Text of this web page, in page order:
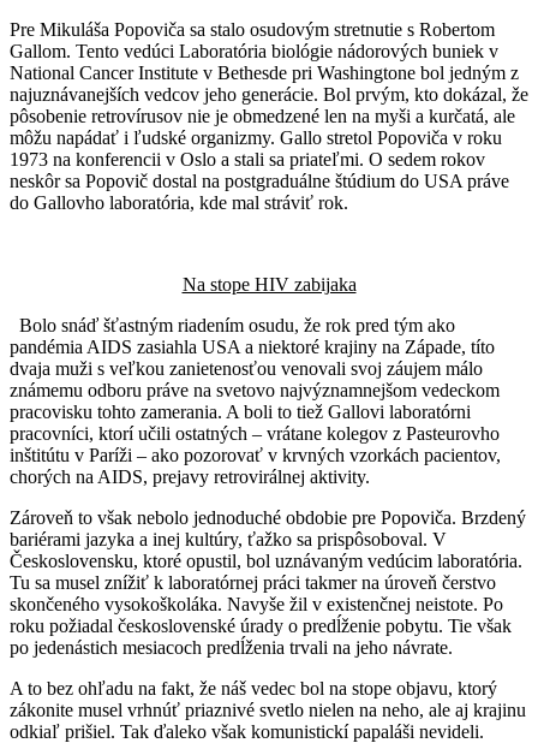
Pre Mikuláša Popoviča sa stalo osudovým stretnutie s Robertom
Gallom. Tento vedúci Laboratória biológie nádorových buniek v
National Cancer Institute v Bethesde pri Washingtone bol jedným z
najuznávanejších vedcov jeho generácie. Bol prvým, kto dokázal, že
pôsobenie retrovírusov nie je obmedzené len na myši a kurčatá, ale
môžu napádať i ľudské organizmy. Gallo stretol Popoviča v roku
1973 na konferencii v Oslo a stali sa priateľmi. O sedem rokov
neskôr sa Popovič dostal na postgraduálne štúdium do USA práve
do Gallovho laboratória, kde mal stráviť rok.
Na stope HIV zabijaka
Bolo snáď šťastným riadením osudu, že rok pred tým ako
pandémia AIDS zasiahla USA a niektoré krajiny na Západe, títo
dvaja muži s veľkou zanietenosťou venovali svoj záujem málo
známemu odboru práve na svetovo najvýznamnejšom vedeckom
pracovisku tohto zamerania. A boli to tiež Gallovi laboratórni
pracovníci, ktorí učili ostatných – vrátane kolegov z Pasteurovho
inštitútu v Paríži – ako pozorovať v krvných vzorkách pacientov,
chorých na AIDS, prejavy retrovirálnej aktivity.
Zároveň to však nebolo jednoduché obdobie pre Popoviča. Brzdený
bariérami jazyka a inej kultúry, ťažko sa prispôsoboval. V
Československu, ktoré opustil, bol uznávaným vedúcim laboratória.
Tu sa musel znížiť k laboratórnej práci takmer na úroveň čerstvo
skončeného vysokoškoláka. Navyše žil v existenčnej neistote. Po
roku požiadal československé úrady o predĺženie pobytu. Tie však
po jedenástich mesiacoch predĺženia trvali na jeho návrate.
A to bez ohľadu na fakt, že náš vedec bol na stope objavu, ktorý
zákonite musel vrhnúť priaznivé svetlo nielen na neho, ale aj krajinu
odkiaľ prišiel. Tak ďaleko však komunistickí papaláši nevideli.